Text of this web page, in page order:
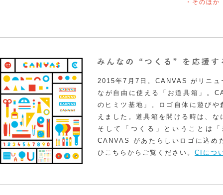
・そのほか
2015年7月7日。CANVAS がリニュ
なが自由に使える「お道具箱」。
のヒミツ基地」。ロゴ自体に遊び
えました。道具箱を開ける時は、
そして「つくる」ということは
CANVAS があたらしいロゴに込め
ひこちらからご覧ください。 CIにつ